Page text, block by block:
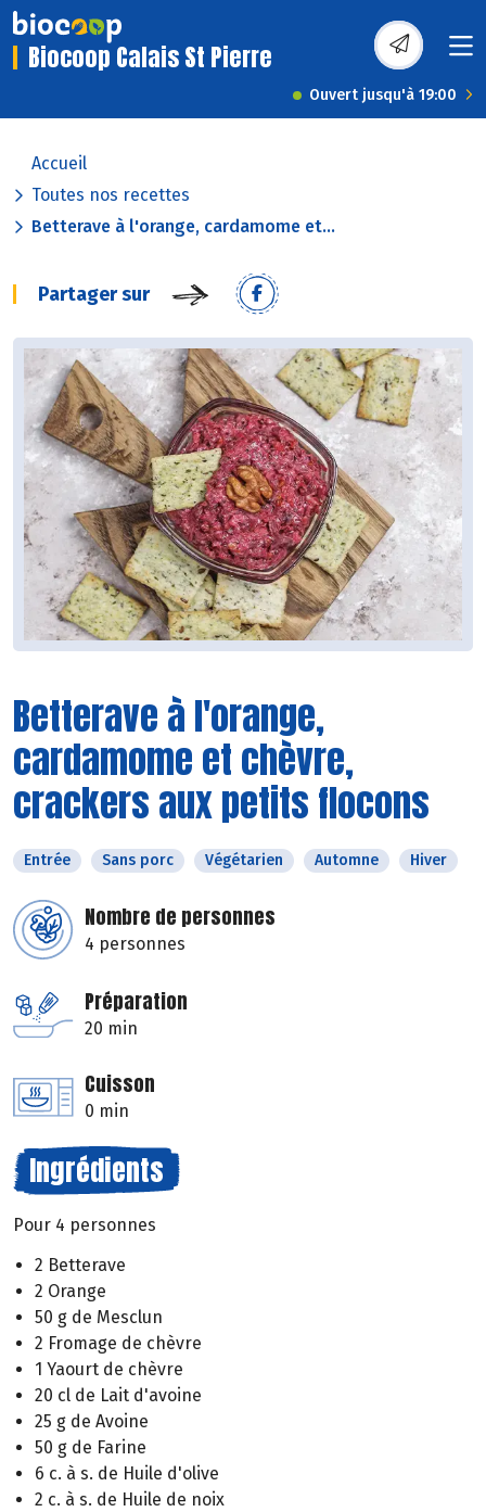
Biocoop Calais St Pierre
Ouvert jusqu'à 19:00
Accueil
Toutes nos recettes
Betterave à l'orange, cardamome et...
Partager sur
Betterave à l'orange,
cardamome et chèvre,
crackers aux petits flocons
Entrée Sans porc Végétarien Automne Hiver
Nombre de personnes
4 personnes
Préparation
20 min
Cuisson
0 min
Ingrédients
Pour 4 personnes
2 Betterave
2 Orange
50 g de Mesclun
2 Fromage de chèvre
1 Yaourt de chèvre
20 cl de Lait d'avoine
25 g de Avoine
50 g de Farine
6 c. à s. de Huile d'olive
2 c. à s. de Huile de noix